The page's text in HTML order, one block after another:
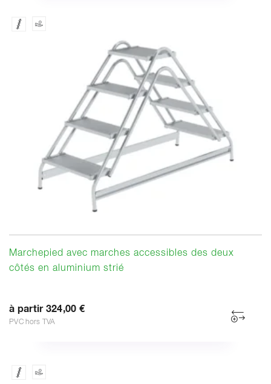
Marchepied avec marches accessibles des deux
côtés en aluminium strié
à partir 324,00 €
PVC hors TVA